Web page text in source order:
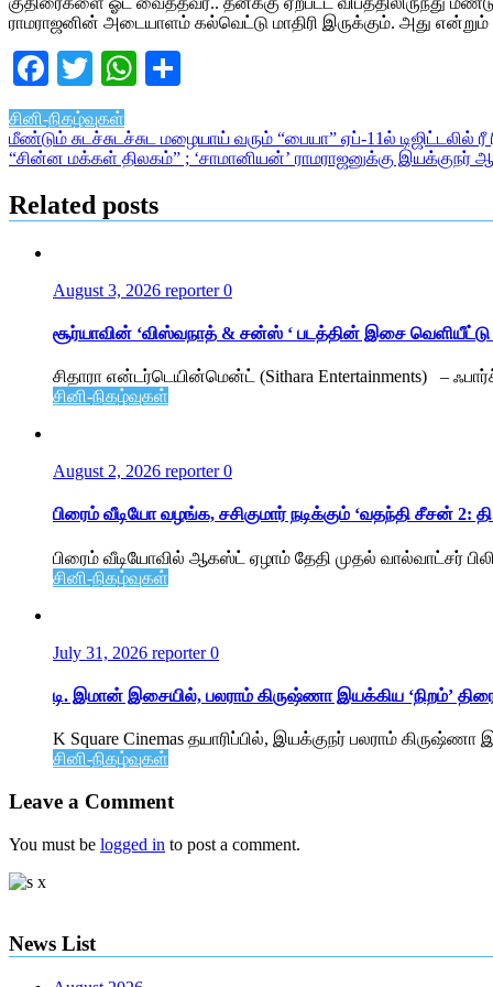
ராமராஜனின் அடையாளம் கல்வெட்டு மாதிரி இருக்கும். அது என்றும்
Facebook
TwitterWhatsApp
சினி-நிகழ்வுகள்
Post
navigation
மீண்டும் சுடச்சுடச்சுட மழையாய் வரும் “பையா” ஏப்-11ல் டிஜிட்டலில் ரீ
“சின்ன மக்கள் திலகம்” ; ‘சாமானியன்’ ராமராஜனுக்கு இயக்குநர்
Related posts
August 3, 2026 reporter0
சூர்யாவின் ‘விஸ்வநாத் & சன்ஸ் ‘ படத்தின் இசை வெளியீட்டு
சிதாரா என்டர்டெயின்மென்ட் (Sithara Entertainments) –
சினி-நிகழ்வுகள்
August 2, 2026 reporter0
பிரைம் வீடியோ வழங்க, சசிகுமார் நடிக்கும் ‘வதந்தி சீசன்
பிரைம் வீடியோவில் ஆகஸ்ட் ஏழாம் தேதி முதல் வால்வாட்சர்
சினி-நிகழ்வுகள்
July 31, 2026 reporter0
டி. இமான் இசையில், பலராம் கிருஷ்ணா இயக்கிய ‘நிறம்’
K Square Cinemas தயாரிப்பில், இயக்குநர் பலராம்
சினி-நிகழ்வுகள்
Leave a Comment
You must be logged in to post a comment.
News List